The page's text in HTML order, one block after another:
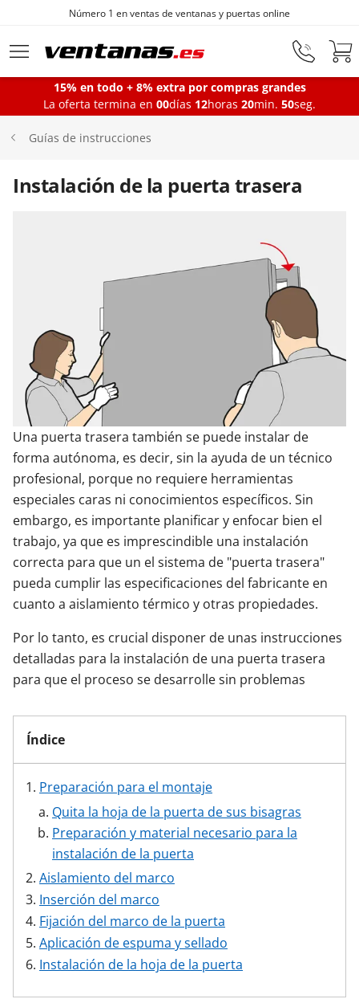
Ir al contenido principal
Fabricantes de ventanas desde 1872
Ventanas
Balconeras
Puertas de garaje
Iniciar sesión
Contacta con nosotros
15% en todo + 8% extra por compras grandes
La oferta termina en 00días 12horas 20min. 49seg.
Guías de instrucciones
Instalación de la puerta trasera
Una puerta trasera también se puede instalar de
forma autónoma, es decir, sin la ayuda de un técnico
profesional, porque no requiere herramientas
especiales caras ni conocimientos específicos. Sin
embargo, es importante planificar y enfocar bien el
trabajo, ya que es imprescindible una instalación
correcta para que un el sistema de "puerta trasera"
pueda cumplir las especificaciones del fabricante en
cuanto a aislamiento térmico y otras propiedades.
Por lo tanto, es crucial disponer de unas instrucciones
detalladas para la instalación de una puerta trasera
para que el proceso se desarrolle sin problemas
Índice
Preparación para el montaje
Quita la hoja de la puerta de sus bisagras
Preparación y material necesario para la
instalación de la puerta
Aislamiento del marco
Inserción del marco
Fijación del marco de la puerta
Aplicación de espuma y sellado
Instalación de la hoja de la puerta